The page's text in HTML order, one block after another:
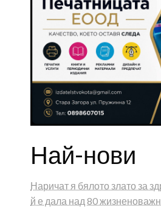
Най-нови
Наричат я бялото злато за
й е дала над 80